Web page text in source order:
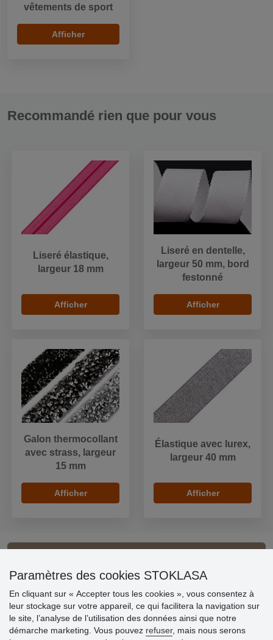
vêtements de sport
Afficher
Recommandé rien que pour vous
Liseré élastique,
largeur 18 mm
Afficher
Liseré en dentelle,
largeur 50 mm, bord
festonné
Afficher
Galon thermocollant
avec strass, largeur
15 mm
Afficher
Élastique avec lurex,
largeur 40 mm
Afficher
Informations importantes
» Conditions générales
» Livraison et paiement
» Règles de confidentialité
» Questions fréquentes
Paramètres des cookies STOKLASA
En cliquant sur « Accepter tous les cookies », vous consentez à
leur stockage sur votre appareil, ce qui facilitera la navigation sur
le site, l’analyse de l’utilisation des données ainsi que notre
démarche marketing. Vous pouvez refuser, mais nous serons